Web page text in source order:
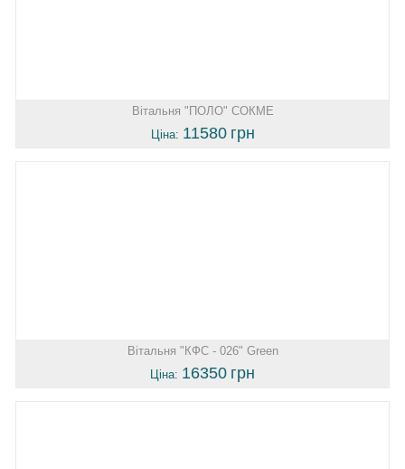
Вітальня "ПОЛО" СОКМЕ
Ціна: 11580 грн
Вітальня "КФС - 026" Green
Ціна: 16350 грн